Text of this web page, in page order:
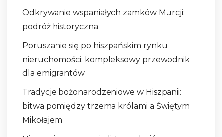
Odkrywanie wspaniałych zamków Murcji:
podróż historyczna
Poruszanie się po hiszpańskim rynku
nieruchomości: kompleksowy przewodnik
dla emigrantów
Tradycje bożonarodzeniowe w Hiszpanii:
bitwa pomiędzy trzema królami a Świętym
Mikołajem